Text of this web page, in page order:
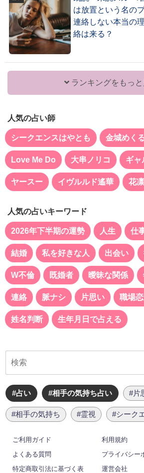
は放置という名の
連絡しない本当の
絡は来る？
ランキングをもっと
人気の占い師
シークエンスはやとも 金城めく
Love Me Do 大串ノリコ ギャ
ヤースー イヴルルド遙華 花凛
人気の占いキーワード
2026年下半期の運勢 人生 仕
結婚 私を好きな人 出会い
W不倫 既婚者 曖昧な関係
連絡 脈ナシ 片思い 職場
姓名判断 生年月日で占える
#占い #相手の気持ち占い #片
#相手の気持ち #霊視 #シーク
ご利用ガイド
利用規約
よくある質問
プライバシー
特定商取引法に基づく表
運営会社